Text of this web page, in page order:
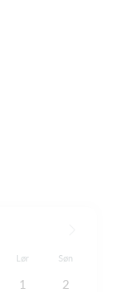
Lør Søn
1 2